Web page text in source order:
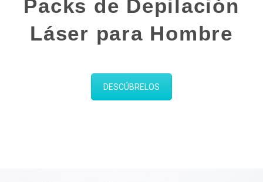
Packs de Depilación
Láser para Hombre
DESCÚBRELOS